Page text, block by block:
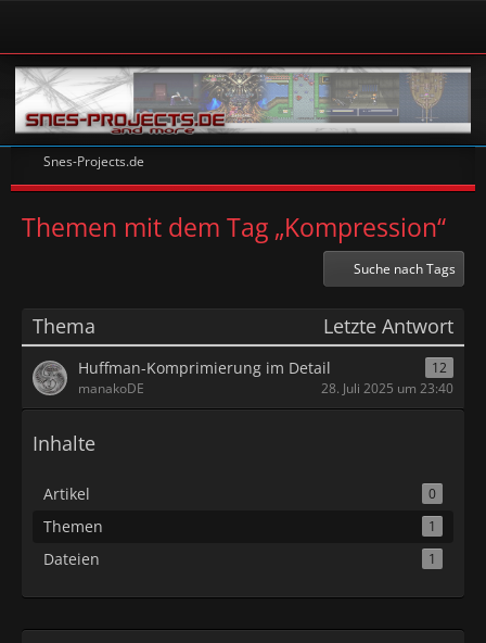
Snes-Projects.de
Themen mit dem Tag „Kompression“
Suche nach Tags
Thema Letzte Antwort
Huffman-Komprimierung im Detail
12
manakoDE
28. Juli 2025 um 23:40
Inhalte
Artikel 0
Themen 1
Dateien 1